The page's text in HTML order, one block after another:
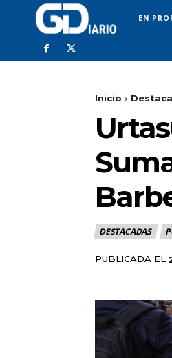
EN
Inicio
DESTACADAS
PUBLICADA EL